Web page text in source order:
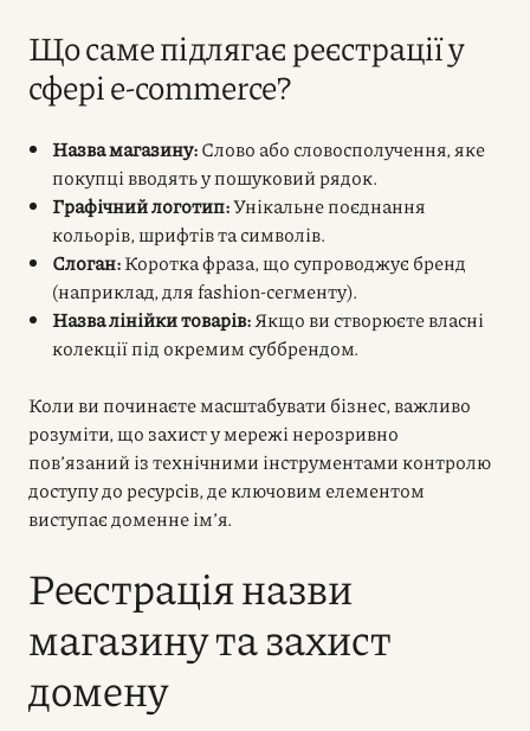
Що саме підлягає реєстрації у
сфері e-commerce?
Назва магазину:Слово або словосполучення, яке
покупці вводять у пошуковий рядок.
Графічний логотип:Унікальне поєднання
кольорів, шрифтів та символів.
Слоган:Коротка фраза, що супроводжує бренд
(наприклад, для fashion-сегменту).
Назва лінійки товарів:Якщо ви створюєте власні
колекції під окремим суббрендом.
Коли ви починаєте масштабувати бізнес, важливо
розуміти, що захист у мережі нерозривно
пов’язаний із технічними інструментами контролю
доступу до ресурсів, де ключовим елементом
виступає доменне ім’я.
Реєстрація назви
магазину та захист
домену